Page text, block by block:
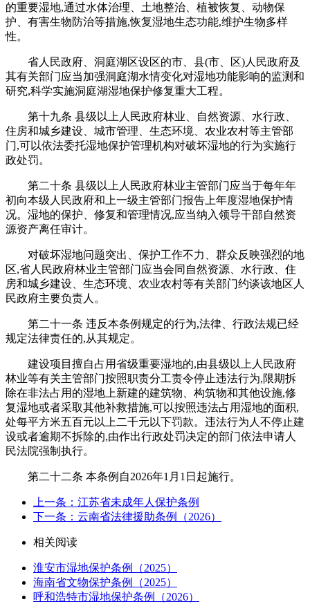
的重要湿地,通过水体治理、土地整治、植被恢复、动物保
护、有害生物防治等措施,恢复湿地生态功能,维护生物多样
性。
省人民政府、洞庭湖区设区的市、县(市、区)人民政府及
其有关部门应当加强洞庭湖水情变化对湿地功能影响的监测和
研究,科学实施洞庭湖湿地保护修复重大工程。
第十九条 县级以上人民政府林业、自然资源、水行政、
住房和城乡建设、城市管理、生态环境、农业农村等主管部
门,可以依法委托湿地保护管理机构对破坏湿地的行为实施行
政处罚。
第二十条 县级以上人民政府林业主管部门应当于每年年
初向本级人民政府和上一级主管部门报告上年度湿地保护情
况。湿地的保护、修复和管理情况,应当纳入领导干部自然资
源资产离任审计。
对破坏湿地问题突出、保护工作不力、群众反映强烈的地
区,省人民政府林业主管部门应当会同自然资源、水行政、住
房和城乡建设、生态环境、农业农村等有关部门约谈该地区人
民政府主要负责人。
第二十一条 违反本条例规定的行为,法律、行政法规已经
规定法律责任的,从其规定。
建设项目擅自占用省级重要湿地的,由县级以上人民政府
林业等有关主管部门按照职责分工责令停止违法行为,限期拆
除在非法占用的湿地上新建的建筑物、构筑物和其他设施,修
复湿地或者采取其他补救措施,可以按照违法占用湿地的面积,
处每平方米五百元以上二千元以下罚款。违法行为人不停止建
设或者逾期不拆除的,由作出行政处罚决定的部门依法申请人
民法院强制执行。
第二十二条 本条例自2026年1月1日起施行。
上一条：江苏省未成年人保护条例
下一条：云南省法律援助条例（2026）
相关阅读
淮安市湿地保护条例（2025）
海南省文物保护条例（2025）
呼和浩特市湿地保护条例（2026）